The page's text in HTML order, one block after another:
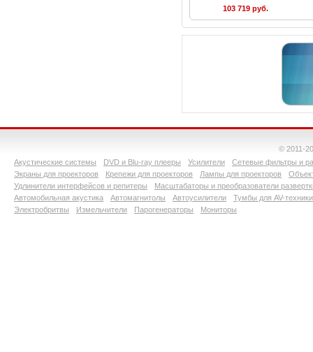
103 719 руб.
© 2011-
Акустические системы
DVD и Blu-ray плееры Усилители
Сетевые фильтры и
Экраны для проекторов
Крепежи для проекторов Лампы для проекторов
Удлинители интерфейсов и репитеры
Масштабаторы и преобразователи
Автомобильная акустика
Автомагнитолы Автоусилители
Тумбы для AV-техники
Электробритвы
Измельчители Парогенераторы Мониторы